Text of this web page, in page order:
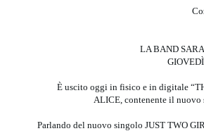
LA BAND
È uscito oggi in fisico e in digitale
ALICE, contenente il nuovo
Parlando del nuovo singolo JUST TWO